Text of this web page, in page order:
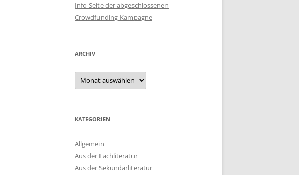
Info-Seite der abgeschlossenen
Crowdfunding-Kampagne
ARCHIV
Archiv
KATEGORIEN
Allgemein
Aus der Fachliteratur
Aus der Sekundärliteratur